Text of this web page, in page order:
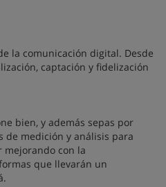
la comunicación digital. Desde
captación y fidelización
bien, y además sepas por
de medición y análisis para
mejorando con la
que llevarán un